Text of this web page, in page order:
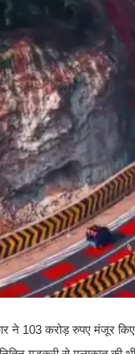
103 करोड़ रुपए मंजूर किए